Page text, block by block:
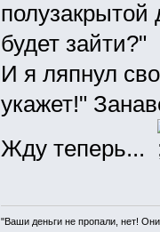
будет зайти?"
И я ляпнул
укажет!"
Жду теперь...
"Ваши деньги не пропали, нет!